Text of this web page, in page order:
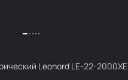
Конвектор электрический Leonord LE-22-2000XE